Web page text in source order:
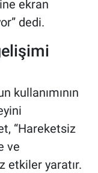
ekran
dedi.
kullanımının
“Hareketsiz
ve
etkiler yaratır.